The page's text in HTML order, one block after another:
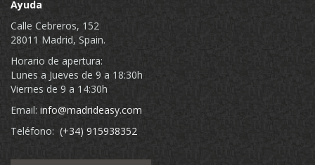
Ayuda
Calle Cebreros, 152
28011 Madrid, Spain.
Horario de apertura:
Lunes a Jueves de 9 a 18:30h
Viernes de 9 a 14:30h
Email: info@madrideasy.com
Teléfono: (+34) 915938352